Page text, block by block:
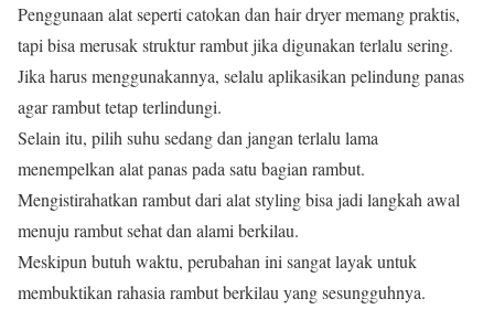
Penggunaan alat seperti catokan dan hair dryer memang praktis,
tapi bisa merusak struktur rambut jika digunakan terlalu sering.
Jika harus menggunakannya, selalu aplikasikan pelindung panas
agar rambut tetap terlindungi.
Selain itu, pilih suhu sedang dan jangan terlalu lama
menempelkan alat panas pada satu bagian rambut.
Mengistirahatkan rambut dari alat styling bisa jadi langkah awal
menuju rambut sehat dan alami berkilau.
Meskipun butuh waktu, perubahan ini sangat layak untuk
membuktikan rahasia rambut berkilau yang sesungguhnya.